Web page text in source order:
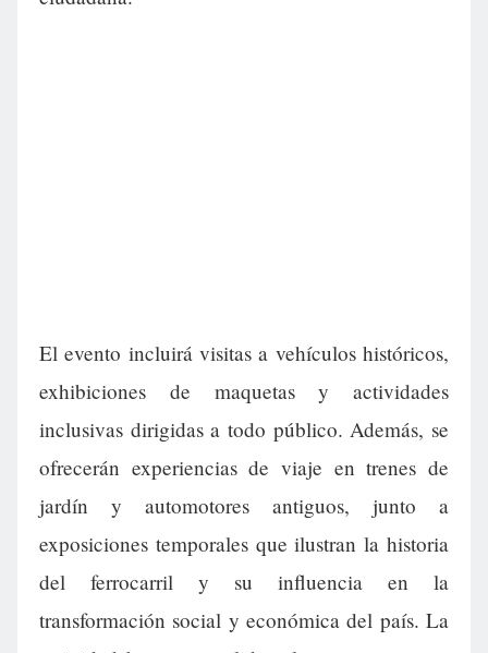
El evento incluirá visitas a vehículos históricos,
exhibiciones de maquetas y actividades
inclusivas dirigidas a todo público. Además, se
ofrecerán experiencias de viaje en trenes de
jardín y automotores antiguos, junto a
exposiciones temporales que ilustran la historia
del ferrocarril y su influencia en la
transformación social y económica del país. La